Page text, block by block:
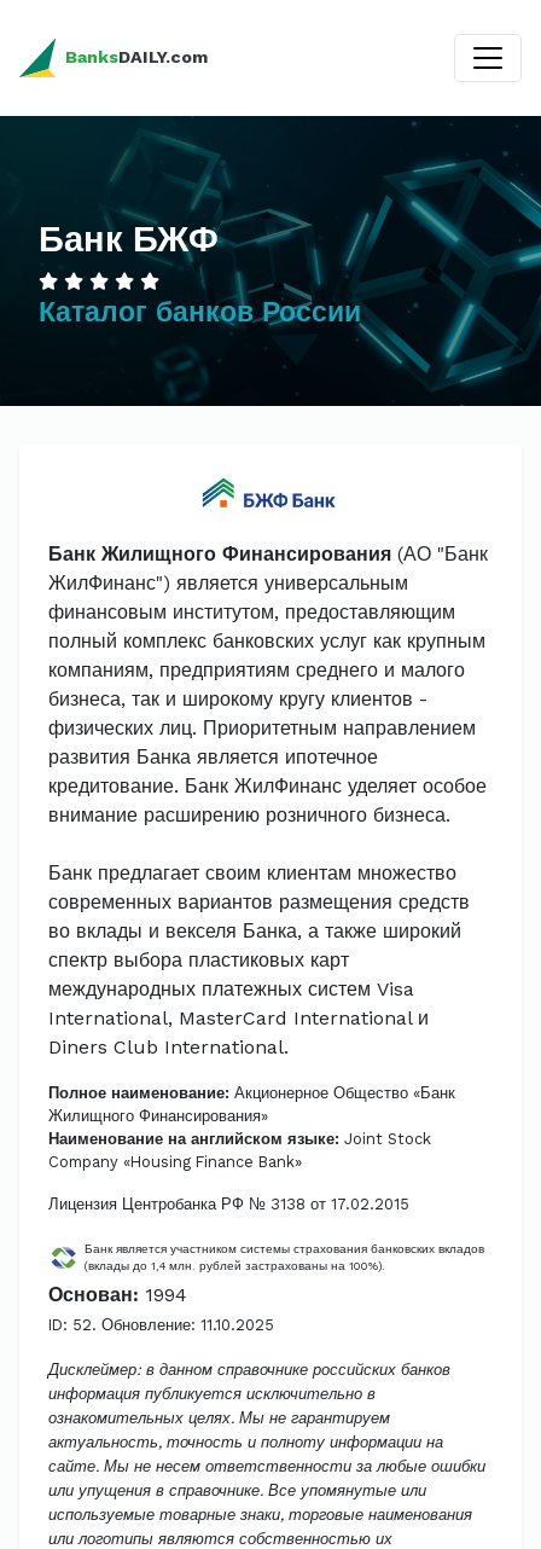
BanksDAILY.com
Банк БЖФ
Каталог банков России
Банк Жилищного Финансирования (АО "Банк
ЖилФинанс") является универсальным
финансовым институтом, предоставляющим
полный комплекс банковских услуг как крупным
компаниям, предприятиям среднего и малого
бизнеса, так и широкому кругу клиентов -
физических лиц. Приоритетным направлением
развития Банка является ипотечное
кредитование. Банк ЖилФинанс уделяет особое
внимание расширению розничного бизнеса.
Банк предлагает своим клиентам множество
современных вариантов размещения средств
во вклады и векселя Банка, а также широкий
спектр выбора пластиковых карт
международных платежных систем Visa
International, MasterCard International и
Diners Club International.
Полное наименование: Акционерное Общество «Банк
Жилищного Финансирования»
Наименование на английском языке: Joint Stock
Company «Housing Finance Bank»
Лицензия Центробанка РФ № 3138 от 17.02.2015
Банк является участником системы страхования банковских вкладов
(вклады до 1,4 млн. рублей застрахованы на 100%).
Основан: 1994
ID: 52. Обновление: 11.10.2025
Дисклеймер: в данном справочнике российских банков
информация публикуется исключительно в
ознакомительных целях. Мы не гарантируем
актуальность, точность и полноту информации на
сайте. Мы не несем ответственности за любые ошибки
или упущения в справочнике. Все упомянутые или
используемые товарные знаки, торговые наименования
или логотипы являются собственностью их